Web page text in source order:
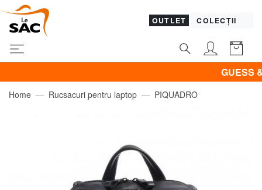
OUTLET COLECȚII
GUESS &
Home Rucsacuri pentru laptop PIQUADRO